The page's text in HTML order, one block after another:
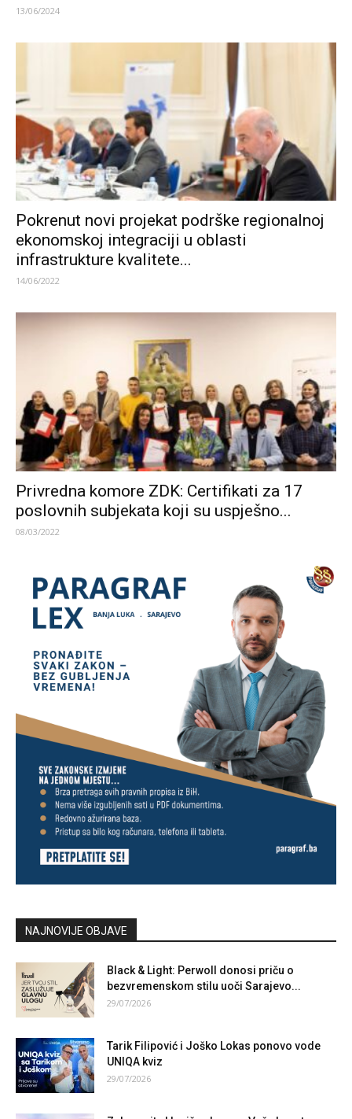
13/06/2024
Pokrenut novi projekat podrške regionalnoj
ekonomskoj integraciji u oblasti
infrastrukture kvalitete...
14/06/2022
Privredna komore ZDK: Certifikati za 17
poslovnih subjekata koji su uspješno...
08/03/2022
NAJNOVIJE OBJAVE
Black & Light: Perwoll donosi priču o
bezvremenskom stilu uoči Sarajevo...
29/07/2026
Tarik Filipović i Joško Lokas ponovo vode
UNIQA kviz
29/07/2026